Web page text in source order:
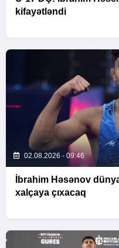
kifayətləndi
02.08.2026 - 09:46
İbrahim Həsənov
xalçaya çıxacaq